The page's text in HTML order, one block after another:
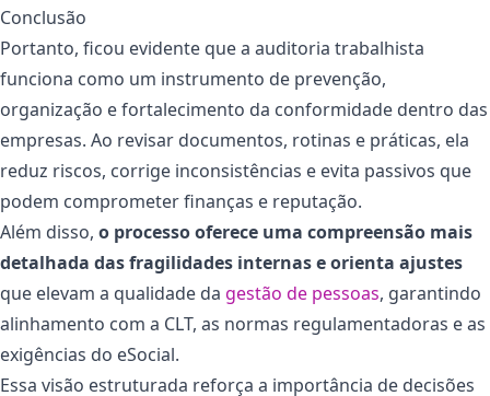
Conclusão
Portanto, ficou evidente que a auditoria trabalhista
funciona como um instrumento de prevenção,
organização e fortalecimento da conformidade dentro das
empresas. Ao revisar documentos, rotinas e práticas, ela
reduz riscos, corrige inconsistências e evita passivos que
podem comprometer finanças e reputação.
Além disso, o processo oferece uma compreensão mais
detalhada das fragilidades internas e orienta ajustes
que elevam a qualidade da gestão de pessoas, garantindo
alinhamento com a CLT, as normas regulamentadoras e as
exigências do eSocial.
Essa visão estruturada reforça a importância de decisões